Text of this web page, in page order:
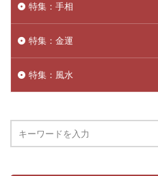
特集：手相
特集：金運
特集：風水